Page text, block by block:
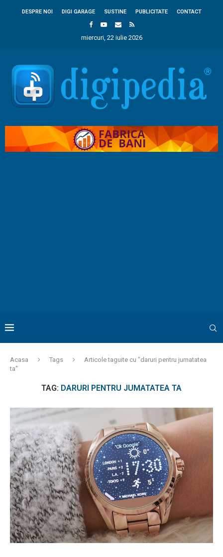
DESPRE NOI DIGI GARAGE SUSTINE PUBLICITATE CONTACT
miercuri, 22 iulie 2026
Acasa Tags
Articole taguite cu "daruri pentru jumatatea
ta"
TAG: DARURI PENTRU JUMATATEA TA